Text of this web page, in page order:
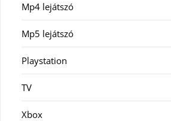
Mp4 lejátszó
Mp5 lejátszó
Playstation
TV
Xbox